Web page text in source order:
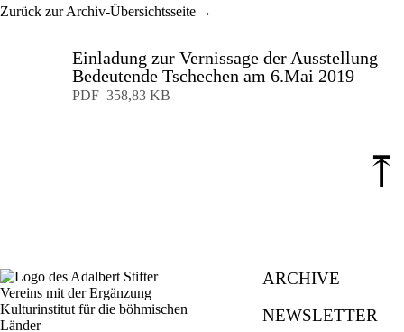
Zurück zur Archiv-Übersichtsseite
Einladung zur Vernissage der Ausstellung
Bedeutende Tschechen am 6.Mai 2019
PDF 358,83 KB
⤒
ARCHIVE
NEWSLETTER